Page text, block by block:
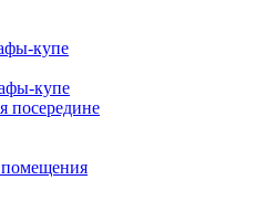
купе
купе
посередине
помещения